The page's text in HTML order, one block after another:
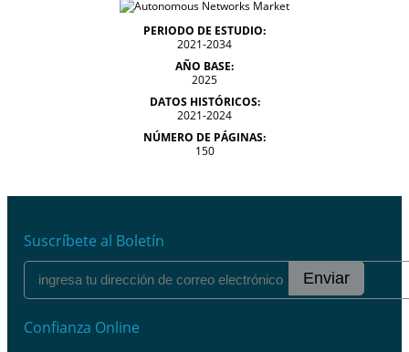
PERIODO DE ESTUDIO:
2021-2034
AÑO BASE:
2025
DATOS HISTÓRICOS:
2021-2024
NÚMERO DE PÁGINAS:
150
Suscríbete al Boletín
Enviar
Confianza Online